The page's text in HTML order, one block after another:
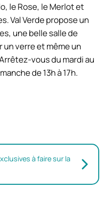
le Rose, le Merlot et
Val Verde propose un
une belle salle de
verre et même un
vous du mardi au
de 13h à 17h.
à faire sur la